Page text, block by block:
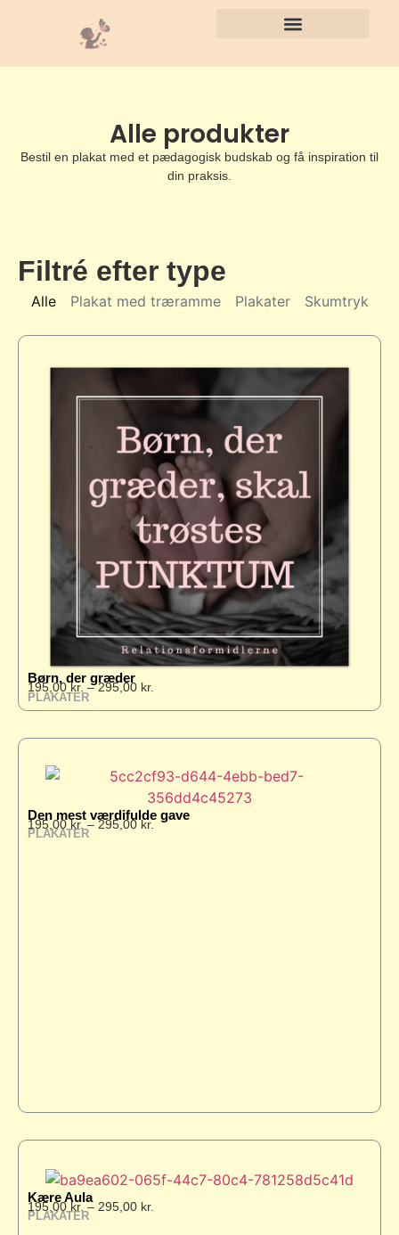
Alle produkter
Bestil en plakat med et pædagogisk budskab og få inspiration til
din praksis.
Filtré efter type
Plakat med træramme Plakater Skumtryk
Alle
Børn, der græder
195,00kr. – 295,00 kr.
PLAKATER
Den mest værdifulde gave
195,00kr. – 295,00kr.
PLAKATER
Kære Aula
195,00 kr. – 295,00 kr.
PLAKATER